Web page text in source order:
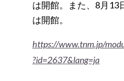
は開館。また、8月13
は開館。
https://www.tnm.jp/
?id=2637&lang=ja